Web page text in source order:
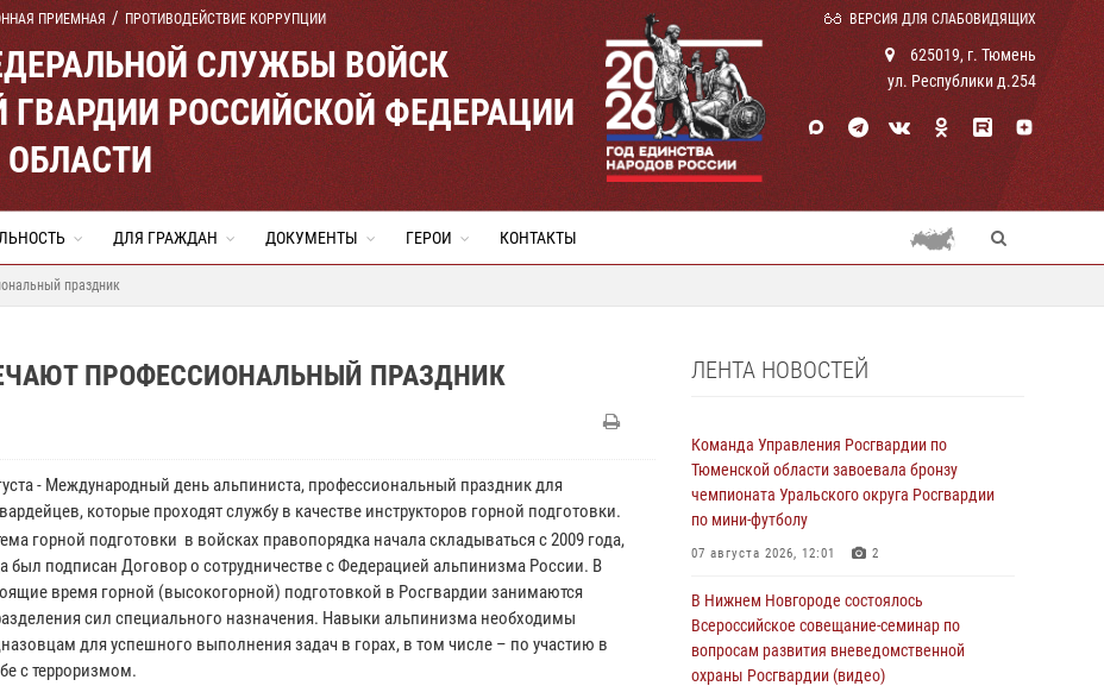
ПРИЕМНАЯ ПРОТИВОДЕЙСТВИЕ КОРРУПЦИИ ВЕРСИЯ ДЛЯ СЛАБОВИДЯЩИХ
СЛУЖБЫ ВОЙСК
РОССИЙСКОЙ ФЕДЕРАЦИИ
625019, г. Тюмень
ул. Республики д.254
ДЛЯ ГРАЖДАН ДОКУМЕНТЫ ГЕРОИ КОНТАКТЫ
праздник
ПРОФЕССИОНАЛЬНЫЙ ПРАЗДНИК
- Международный день альпиниста, профессиональный праздник для
которые проходят службу в качестве инструкторов горной подготовки.
горной подготовки в войсках правопорядка начала складываться с 2009 года,
был подписан Договор о сотрудничестве с Федерацией альпинизма России. В
время горной (высокогорной) подготовкой в Росгвардии занимаются
сил специального назначения. Навыки альпинизма необходимы
для успешного выполнения задач в горах, в том числе – по участию в
с терроризмом.
ЛЕНТА НОВОСТЕЙ
Команда Управления Росгвардии по
Тюменской области завоевала бронзу
чемпионата Уральского округа Росгвардии
по мини-футболу
07 августа 2026, 12:01 2
В Нижнем Новгороде состоялось
Всероссийское совещание-семинар по
вопросам развития вневедомственной
охраны Росгвардии (видео)